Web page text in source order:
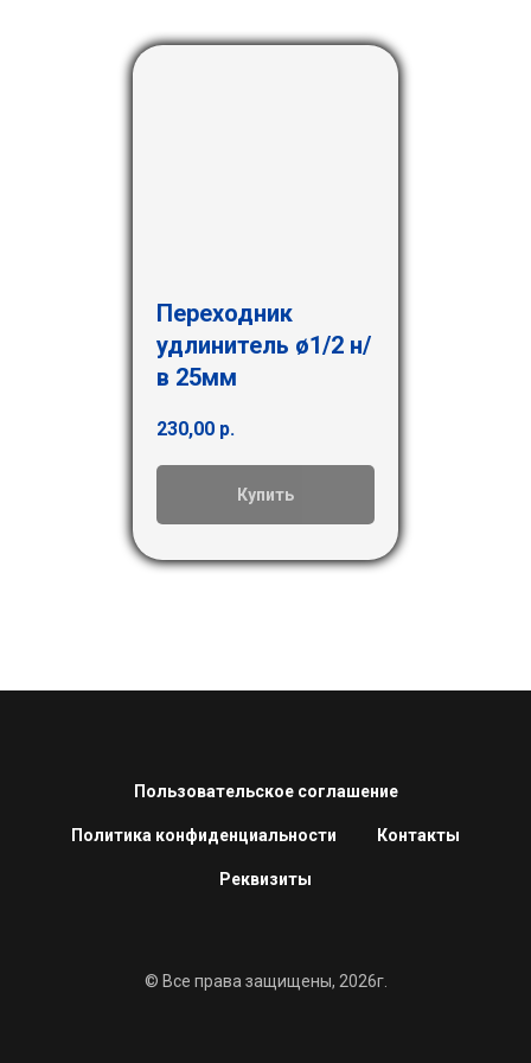
Переходник
удлинитель ø1/2 н/
в 25мм
230,00 р.
Купить
Пользовательское соглашение
Политика конфиденциальности Контакты
Реквизиты
© Все права защищены, 2026г.